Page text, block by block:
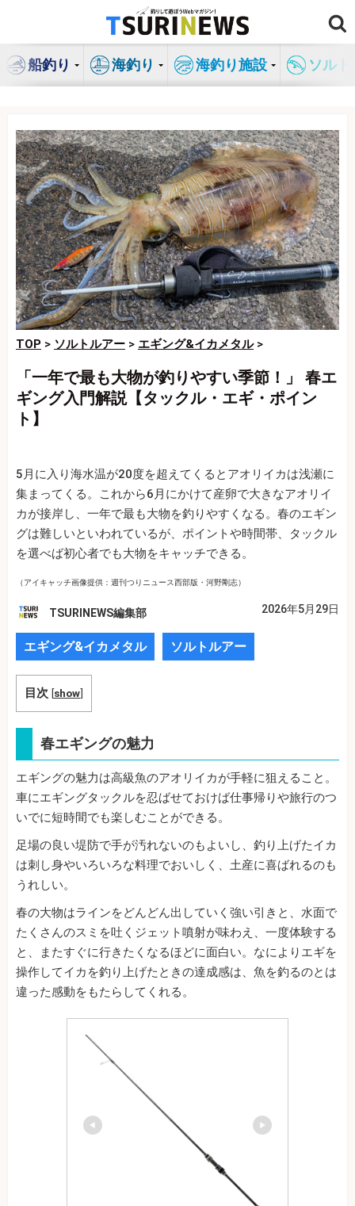
ン
船釣り 海釣り 海釣り施設 ソル
TOP > ソルトルアー > エギング&イカメタル>
「一年で最も大物が釣りやすい季節！」 春エ
ギング入門解説【タックル・エギ・ポイン
ト】
5月に入り海水温が20度を超えてくるとアオリイカは浅瀬に
集まってくる。これから6月にかけて産卵で大きなアオリイ
カが接岸し、一年で最も大物を釣りやすくなる。春のエギン
グは難しいといわれているが、ポイントや時間帯、タックル
を選べば初心者でも大物をキャッチできる。
（アイキャッチ画像提供：週刊つりニュース西部版・河野剛志）
TSURINEWS編集部 2026年5月29日
エギング&イカメタル ソルトルアー
目次 [show]
春エギングの魅力
エギングの魅力は高級魚のアオリイカが手軽に狙えること。
車にエギングタックルを忍ばせておけば仕事帰りや旅行のつ
いでに短時間でも楽しむことができる。
足場の良い堤防で手が汚れないのもよいし、釣り上げたイカ
は刺し身やいろいろな料理でおいしく、土産に喜ばれるのも
うれしい。
春の大物はラインをどんどん出していく強い引きと、水面で
たくさんのスミを吐くジェット噴射が味わえ、一度体験する
と、またすぐに行きたくなるほどに面白い。なによりエギを
操作してイカを釣り上げたときの達成感は、魚を釣るのとは
違った感動をもたらしてくれる。